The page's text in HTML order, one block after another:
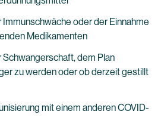
oder der Einnahme
Medikamenten
dem Plan
zu werden oder ob derzeit gestillt
mit einem anderen COVID-